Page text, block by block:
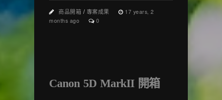
商品開箱 / 專案成果
17 years, 2
months ago
0
Canon 5D MarkII 開箱